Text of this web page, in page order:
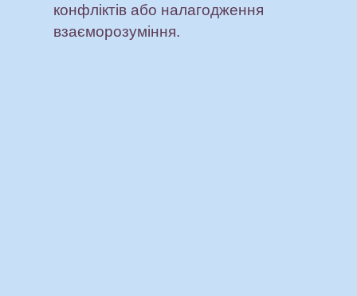
конфліктів або налагодження
взаєморозуміння.